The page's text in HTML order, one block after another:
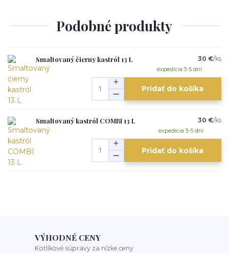
Podobné produkty
Smaltovaný čierny kastról 13 L 30 €/ks
expedícia 3-5 dní
Pridať do košíka
Smaltovaný kastról COMBI 13 L 30 €/ks
expedícia 3-5 dní
Pridať do košíka
VÝHODNÉ CENY
Kotlíkové súpravy za nízke ceny